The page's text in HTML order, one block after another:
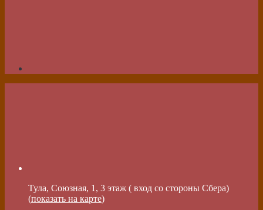
Тула, Союзная, 1, 3 этаж ( вход со стороны Сбера)
(показать на карте)